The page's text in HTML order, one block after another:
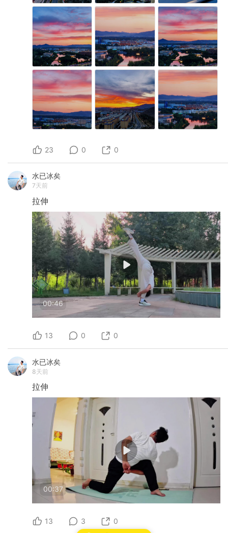
23 0 0
水已冰矣
7天前
拉伸
00:46
13 0 0
水已冰矣
8天前
拉伸
00:37
13 3 0